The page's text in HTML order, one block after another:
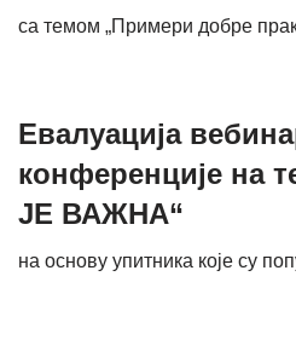
са темом „Примери добре
Евалуација
конференције на
ЈЕ ВАЖНА“
на основу упитника које су